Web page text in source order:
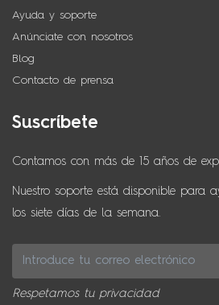
Ayuda y soporte
Anúnciate con nosotros
Blog
Contacto de prensa
Suscríbete
Contamos con más de 15 años de
Nuestro soporte está disponible para
los siete días de la semana.
Respetamos tu privacidad